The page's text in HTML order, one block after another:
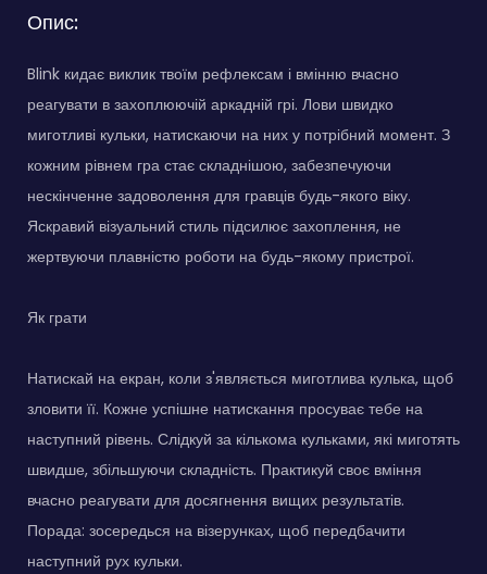
Опис:
Blink кидає виклик твоїм рефлексам і вмінню вчасно
реагувати в захоплюючій аркадній грі. Лови швидко
миготливі кульки, натискаючи на них у потрібний момент. З
кожним рівнем гра стає складнішою, забезпечуючи
нескінченне задоволення для гравців будь-якого віку.
Яскравий візуальний стиль підсилює захоплення, не
жертвуючи плавністю роботи на будь-якому пристрої.
Як грати
Натискай на екран, коли з'являється миготлива кулька, щоб
зловити її. Кожне успішне натискання просуває тебе на
наступний рівень. Слідкуй за кількома кульками, які миготять
швидше, збільшуючи складність. Практикуй своє вміння
вчасно реагувати для досягнення вищих результатів.
Порада: зосередься на візерунках, щоб передбачити
наступний рух кульки.